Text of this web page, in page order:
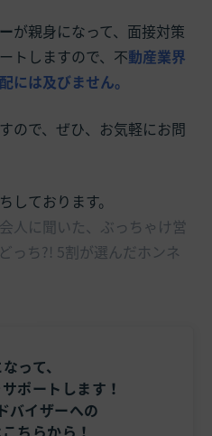
が親身になって、面接対策
トしますので、不動産業界
には及びません。
ので、ぜひ、お気軽にお問
しております。
人に聞いた、ぶっちゃけ営
っち?! 5割が選んだホンネ
って、
ポートします！
バイザーへの
ちらから！